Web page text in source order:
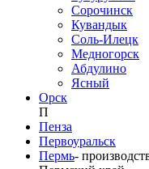
Сорочинск
Кувандык
Соль-Илецк
Медногорск
Абдулино
Ясный
Орск
П
Пенза
Первоуральск
Пермь-